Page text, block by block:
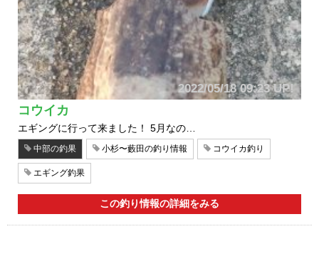
2022/05/18 09:23 UP!
コウイカ
エギングに行って来ました！ 5月なの…
中部の釣果 小杉〜藪田の釣り情報 コウイカ釣り
エギング釣果
この釣り情報の詳細をみる